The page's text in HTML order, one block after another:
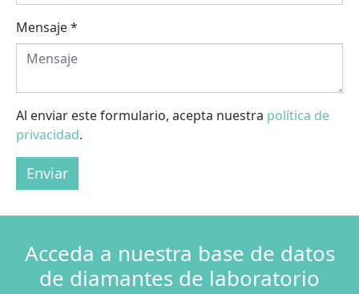
Mensaje*
Al enviar este formulario, acepta nuestra política de
privacidad.
Enviar
Acceda a nuestra base de datos
de diamantes de laboratorio